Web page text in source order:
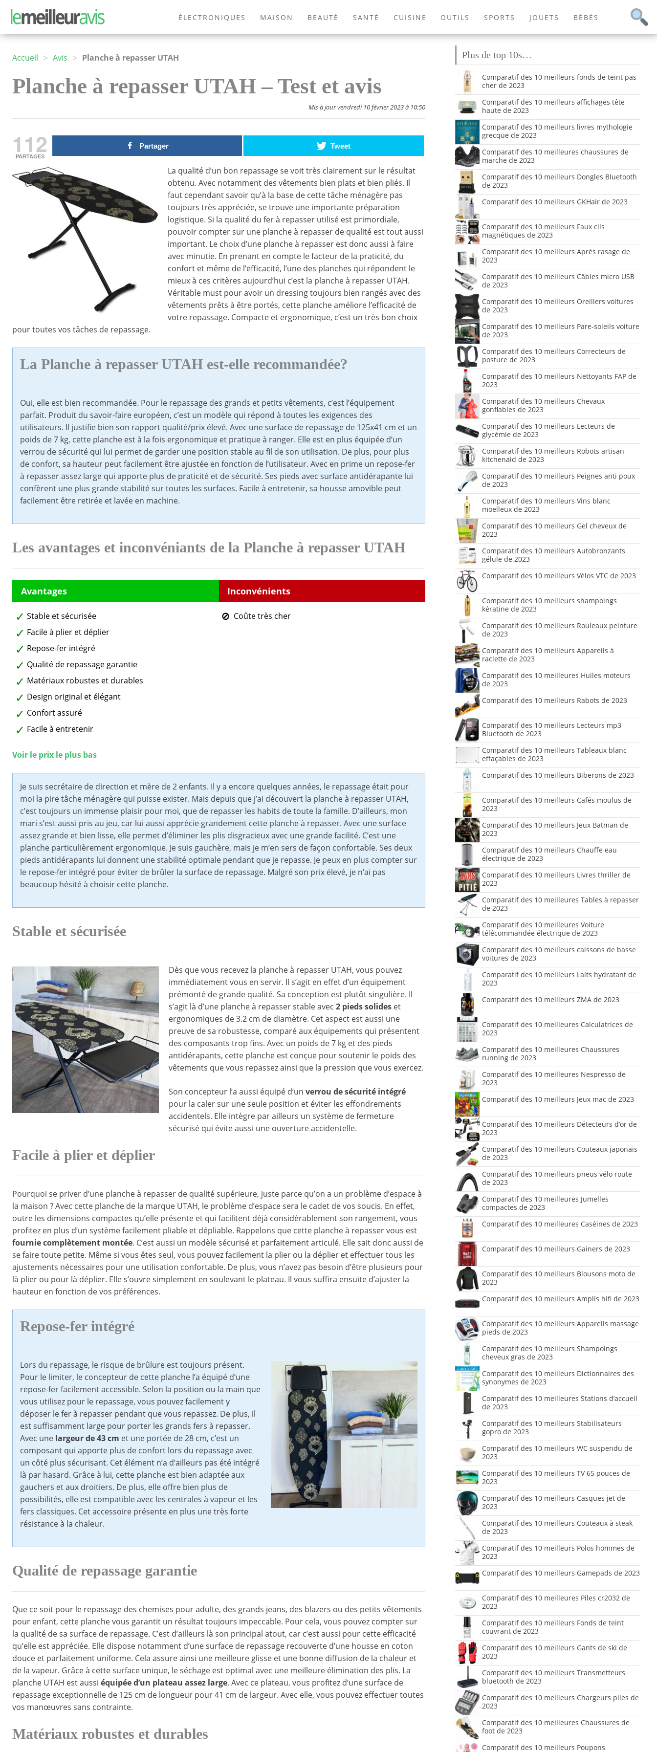
ÉLECTRONIQUES MAISON BEAUTÉ SANTÉ CUISINE OUTILS SPORTS JOUETS BÉBÉS
MODE EXTÉRIEUR ANIMAUX JEUX VIDÉOS LIVRES
Accueil > Avis > Planche à repasser UTAH
Planche à repasser UTAH – Test et avis
Mis à jour vendredi 10 février 2023 à 10:50
112
PARTAGES
Partager Tweet
La qualité d’un bon repassage se voit très clairement sur le résultat
obtenu. Avec notamment des vêtements bien plats et bien pliés. Il
faut cependant savoir qu’à la base de cette tâche ménagère pas
toujours très appréciée, se trouve une importante préparation
logistique. Si la qualité du fer à repasser utilisé est primordiale,
pouvoir compter sur une planche à repasser de qualité est tout aussi
important. Le choix d’une planche à repasser est donc aussi à faire
avec minutie. En prenant en compte le facteur de la praticité, du
confort et même de l’efficacité, l’une des planches qui répondent le
mieux à ces critères aujourd’hui c’est la planche à repasser UTAH.
Véritable must pour avoir un dressing toujours bien rangés avec des
vêtements prêts à être portés, cette planche améliore l’efficacité de
votre repassage. Compacte et ergonomique, c’est un très bon choix
pour toutes vos tâches de repassage.
La Planche à repasser UTAH est-elle recommandée?
Oui, elle est bien recommandée. Pour le repassage des grands et petits vêtements, c’est l’équipement
parfait. Produit du savoir-faire européen, c’est un modèle qui répond à toutes les exigences des
utilisateurs. Il justifie bien son rapport qualité/prix élevé. Avec une surface de repassage de 125x41 cm et un
poids de 7 kg, cette planche est à la fois ergonomique et pratique à ranger. Elle est en plus équipée d’un
verrou de sécurité qui lui permet de garder une position stable au fil de son utilisation. De plus, pour plus
de confort, sa hauteur peut facilement être ajustée en fonction de l’utilisateur. Avec en prime un repose-fer
à repasser assez large qui apporte plus de praticité et de sécurité. Ses pieds avec surface antidérapante lui
confèrent une plus grande stabilité sur toutes les surfaces. Facile à entretenir, sa housse amovible peut
facilement être retirée et lavée en machine.
Les avantages et inconvéniants de la Planche à repasser UTAH
Stable et sécurisée
Facile à plier et déplier
Repose-fer intégré
Qualité de repassage garantie
Matériaux robustes et durables
Design original et élégant
Confort assuré
Facile à entretenir
Coûte très cher
Voir le prix le plus bas
Je suis secrétaire de direction et mère de 2 enfants. Il y a encore quelques années, le repassage était pour
moi la pire tâche ménagère qui puisse exister. Mais depuis que j’ai découvert la planche à repasser UTAH,
c’est toujours un immense plaisir pour moi, que de repasser les habits de toute la famille. D’ailleurs, mon
mari s’est aussi pris au jeu, car lui aussi apprécie grandement cette planche à repasser. Avec une surface
assez grande et bien lisse, elle permet d’éliminer les plis disgracieux avec une grande facilité. C’est une
planche particulièrement ergonomique. Je suis gauchère, mais je m’en sers de façon confortable. Ses deux
pieds antidérapants lui donnent une stabilité optimale pendant que je repasse. Je peux en plus compter sur
le repose-fer intégré pour éviter de brûler la surface de repassage. Malgré son prix élevé, je n’ai pas
beaucoup hésité à choisir cette planche.
Stable et sécurisée
Dès que vous recevez la planche à repasser UTAH, vous pouvez
immédiatement vous en servir. Il s’agit en effet d’un équipement
prémonté de grande qualité. Sa conception est plutôt singulière. Il
s’agit là d’une planche à repasser stable avec 2 pieds solides et
ergonomiques de 3.2 cm de diamètre. Cet aspect est aussi une
preuve de sa robustesse, comparé aux équipements qui présentent
des composants trop fins. Avec un poids de 7 kg et des pieds
antidérapants, cette planche est conçue pour soutenir le poids des
vêtements que vous repassez ainsi que la pression que vous exercez.
Son concepteur l’a aussi équipé d’un verrou de sécurité intégré
pour la caler sur une seule position et éviter les effondrements
accidentels. Elle intègre par ailleurs un système de fermeture
sécurisé qui évite aussi une ouverture accidentelle.
Facile à plier et déplier
Pourquoi se priver d’une planche à repasser de qualité supérieure, juste parce qu’on a un problème d’espace à
la maison ? Avec cette planche de la marque UTAH, le problème d’espace sera le cadet de vos soucis. En effet,
outre les dimensions compactes qu’elle présente et qui facilitent déjà considérablement son rangement, vous
profitez en plus d’un système facilement pliable et dépliable. Rappelons que cette planche à repasser vous est
fournie complètement montée. C’est aussi un modèle sécurisé et parfaitement articulé. Elle sait donc aussi de
se faire toute petite. Même si vous êtes seul, vous pouvez facilement la plier ou la déplier et effectuer tous les
ajustements nécessaires pour une utilisation confortable. De plus, vous n’avez pas besoin d’être plusieurs pour
là plier ou pour là déplier. Elle s’ouvre simplement en soulevant le plateau. Il vous suffira ensuite d’ajuster la
hauteur en fonction de vos préférences.
Repose-fer intégré
Lors du repassage, le risque de brûlure est toujours présent.
Pour le limiter, le concepteur de cette planche l’a équipé d’une
repose-fer facilement accessible. Selon la position ou la main que
vous utilisez pour le repassage, vous pouvez facilement y
déposer le fer à repasser pendant que vous repassez. De plus, il
est suffisamment large pour porter les grands fers à repasser.
Avec une largeur de 43 cm et une portée de 28 cm, c’est un
composant qui apporte plus de confort lors du repassage avec
un côté plus sécurisant. Cet élément n’a d’ailleurs pas été intégré
là par hasard. Grâce à lui, cette planche est bien adaptée aux
gauchers et aux droitiers. De plus, elle offre bien plus de
possibilités, elle est compatible avec les centrales à vapeur et les
fers classiques. Cet accessoire présente en plus une très forte
résistance à la chaleur.
Qualité de repassage garantie
Que ce soit pour le repassage des chemises pour adulte, des grands jeans, des blazers ou des petits vêtements
pour enfant, cette planche vous garantit un résultat toujours impeccable. Pour cela, vous pouvez compter sur
la qualité de sa surface de repassage. C’est d’ailleurs là son principal atout, car c’est aussi pour cette efficacité
qu’elle est appréciée. Elle dispose notamment d’une surface de repassage recouverte d’une housse en coton
douce et parfaitement uniforme. Cela assure ainsi une meilleure glisse et une bonne diffusion de la chaleur et
de la vapeur. Grâce à cette surface unique, le séchage est optimal avec une meilleure élimination des plis. La
planche UTAH est aussi équipée d’un plateau assez large. Avec ce plateau, vous profitez d’une surface de
repassage exceptionnelle de 125 cm de longueur pour 41 cm de largeur. Avec elle, vous pouvez effectuer toutes
vos manœuvres sans contrainte.
Matériaux robustes et durables
Plus de top 10s…
Comparatif des 10 meilleurs fonds de teint pas
cher de 2023
Comparatif des 10 meilleurs affichages tête
haute de 2023
Comparatif des 10 meilleurs livres mythologie
grecque de 2023
Comparatif des 10 meilleures chaussures de
marche de 2023
Comparatif des 10 meilleurs Dongles Bluetooth
de 2023
Comparatif des 10 meilleurs GKHair de 2023
Comparatif des 10 meilleurs Faux cils
magnétiques de 2023
Comparatif des 10 meilleurs Après rasage de
2023
Comparatif des 10 meilleurs Câbles micro USB
de 2023
Comparatif des 10 meilleurs Oreillers voitures
de 2023
Comparatif des 10 meilleurs Pare-soleils voiture
de 2023
Comparatif des 10 meilleurs Correcteurs de
posture de 2023
Comparatif des 10 meilleurs Nettoyants FAP de
2023
Comparatif des 10 meilleurs Chevaux
gonflables de 2023
Comparatif des 10 meilleurs Lecteurs de
glycémie de 2023
Comparatif des 10 meilleurs Robots artisan
kitchenaid de 2023
Comparatif des 10 meilleurs Peignes anti poux
de 2023
Comparatif des 10 meilleurs Vins blanc
moelleux de 2023
Comparatif des 10 meilleurs Gel cheveux de
2023
Comparatif des 10 meilleurs Autobronzants
gélule de 2023
Comparatif des 10 meilleurs Vélos VTC de 2023
Comparatif des 10 meilleurs shampoings
kératine de 2023
Comparatif des 10 meilleurs Rouleaux peinture
de 2023
Comparatif des 10 meilleurs Appareils à
raclette de 2023
Comparatif des 10 meilleures Huiles moteurs
de 2023
Comparatif des 10 meilleurs Rabots de 2023
Comparatif des 10 meilleurs Lecteurs mp3
Bluetooth de 2023
Comparatif des 10 meilleurs Tableaux blanc
effaçables de 2023
Comparatif des 10 meilleurs Biberons de 2023
Comparatif des 10 meilleurs Cafés moulus de
2023
Comparatif des 10 meilleurs Jeux Batman de
2023
Comparatif des 10 meilleurs Chauffe eau
électrique de 2023
Comparatif des 10 meilleurs Livres thriller de
2023
Comparatif des 10 meilleures Tables à repasser
de 2023
Comparatif des 10 meilleures Voiture
télécommandée électrique de 2023
Comparatif des 10 meilleurs caissons de basse
voitures de 2023
Comparatif des 10 meilleurs Laits hydratant de
2023
Comparatif des 10 meilleurs ZMA de 2023
Comparatif des 10 meilleures Calculatrices de
2023
Comparatif des 10 meilleures Chaussures
running de 2023
Comparatif des 10 meilleures Nespresso de
2023
Comparatif des 10 meilleurs Jeux mac de 2023
Comparatif des 10 meilleurs Détecteurs d’or de
2023
Comparatif des 10 meilleurs Couteaux japonais
de 2023
Comparatif des 10 meilleurs pneus vélo route
de 2023
Comparatif des 10 meilleures Jumelles
compactes de 2023
Comparatif des 10 meilleures Caséines de 2023
Comparatif des 10 meilleurs Gainers de 2023
Comparatif des 10 meilleurs Blousons moto de
2023
Comparatif des 10 meilleurs Amplis hifi de 2023
Comparatif des 10 meilleurs Appareils massage
pieds de 2023
Comparatif des 10 meilleurs Shampoings
cheveux gras de 2023
Comparatif des 10 meilleurs Dictionnaires des
synonymes de 2023
Comparatif des 10 meilleures Stations d’accueil
de 2023
Comparatif des 10 meilleurs Stabilisateurs
gopro de 2023
Comparatif des 10 meilleurs WC suspendu de
2023
Comparatif des 10 meilleurs TV 65 pouces de
2023
Comparatif des 10 meilleurs Casques jet de
2023
Comparatif des 10 meilleurs Couteaux à steak
de 2023
Comparatif des 10 meilleurs Polos hommes de
2023
Comparatif des 10 meilleurs Gamepads de 2023
Comparatif des 10 meilleures Piles cr2032 de
2023
Comparatif des 10 meilleurs Fonds de teint
couvrant de 2023
Comparatif des 10 meilleurs Gants de ski de
2023
Comparatif des 10 meilleurs Transmetteurs
bluetooth de 2023
Comparatif des 10 meilleurs Chargeurs piles de
2023
Comparatif des 10 meilleures Chaussures de
foot de 2023
Comparatif des 10 meilleurs Poupons